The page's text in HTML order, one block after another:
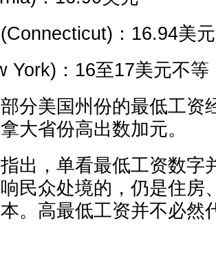
：16.94美元
York)：16至17美元不等
分美国州份的最低工资
大省份高出数加元。
出，单看最低工资数字
民众处境的，仍是住房
。高最低工资并不必然